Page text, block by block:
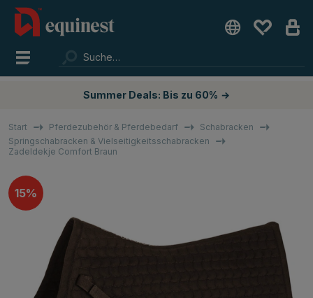
Summer Deals: Bis zu 60% →
Start Pferdezubehör & Pferdebedarf
Schabracken
Springschabracken & Vielseitigkeitsschabracken
Zadeldekje Comfort Braun
15%